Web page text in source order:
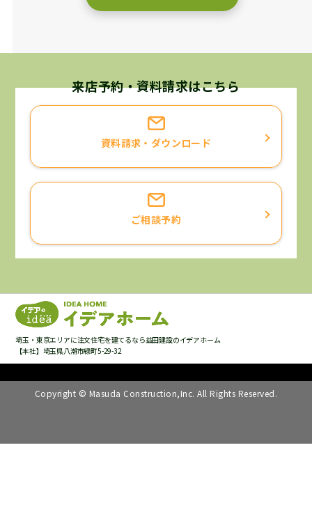
来店予約・資料請求はこちら
ご相談予約
資料請求・ダウンロード
埼玉・東京エリアに注文住宅を建てるなら益田建設のイデアホーム
【本社】埼玉県八潮市緑町5-29-32
Copyright © Masuda Construction,Inc. All Rights Reserved.